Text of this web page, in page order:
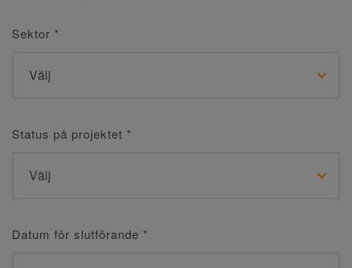
Sektor *
Status på projektet *
Datum för slutförande *